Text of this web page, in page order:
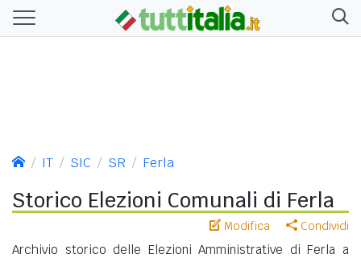
IT SIC SR Ferla
Storico Elezioni Comunali di Ferla
Modifica Condividi
Archivio storico delle Elezioni Amministrative di Ferla a